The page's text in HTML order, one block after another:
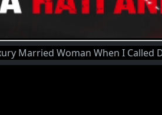
Woman When I Called